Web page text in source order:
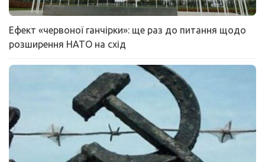
Ефект «червоної ганчірки»: ще раз до питання щодо
розширення НАТО на схід